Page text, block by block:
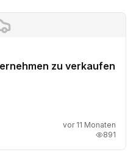
zu verkaufen
vor 11 Monaten
891